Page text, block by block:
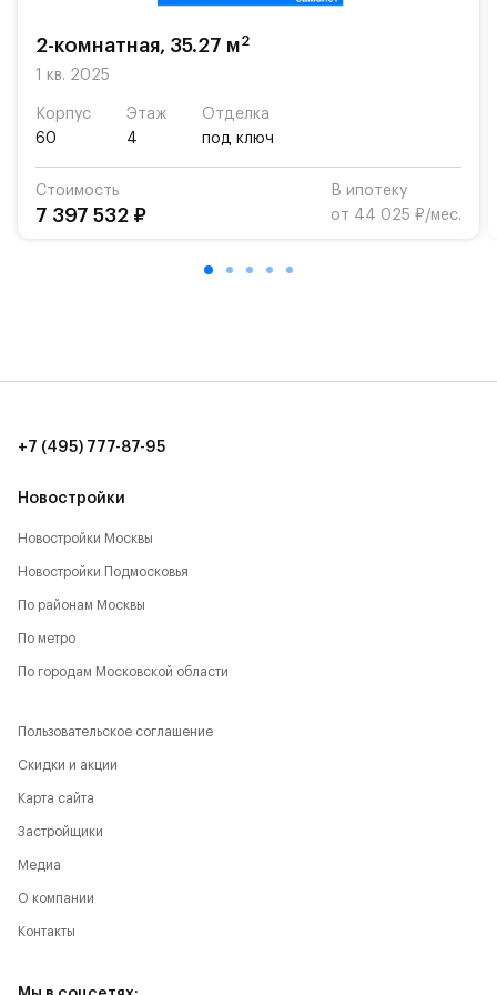
Для автомобилистов — закрытые озеленённые
парковки.
Территория квартала приватная, въезд
осуществляется по пропускам.#yan19-2r1532799#
2-комнатная, 35.27 м2
1 кв. 2025
Корпус
60
Этаж
4
Отделка
под ключ
Стоимость
7 397 532 ₽
В ипотеку
от 44 025 ₽/мес.
Новостройки
Новостройки Москвы
Новостройки Подмосковья
По районам Москвы
По метро
По городам Московской области
+7 (495) 777-87-95
Пользовательское соглашение
Скидки и акции
Карта сайта
Застройщики
Медиа
О компании
Контакты